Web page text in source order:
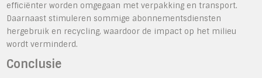
efficiënter worden omgegaan met verpakking en transport.
Daarnaast stimuleren sommige abonnementsdiensten
hergebruik en recycling, waardoor de impact op het milieu
wordt verminderd.
Conclusie